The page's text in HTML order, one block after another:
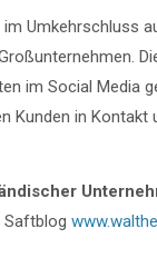
im Umkehrschluss
im Social Media
Kunden in
Saftblog